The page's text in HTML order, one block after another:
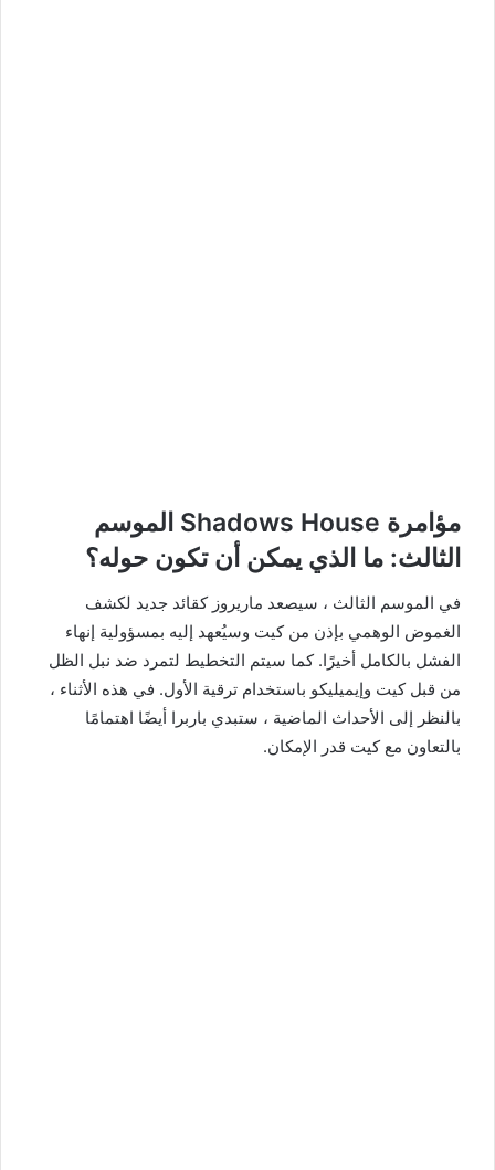
مؤامرة Shadows House الموسم
الثالث: ما الذي يمكن أن تكون حوله؟
في الموسم الثالث ، سيصعد ماريروز كقائد جديد لكشف
الغموض الوهمي بإذن من كيت وسيُعهد إليه بمسؤولية إنهاء
الفشل بالكامل أخيرًا. كما سيتم التخطيط لتمرد ضد نبل الظل
من قبل كيت وإيميليكو باستخدام ترقية الأول. في هذه الأثناء ،
بالنظر إلى الأحداث الماضية ، ستبدي باربرا أيضًا اهتمامًا
بالتعاون مع كيت قدر الإمكان.